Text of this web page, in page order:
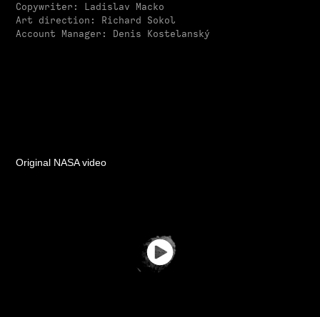
Copywriter: Ladislav Macko
Art direction: Richard Sokol
Account Manager: Denis Kostelanský
Original NASA video